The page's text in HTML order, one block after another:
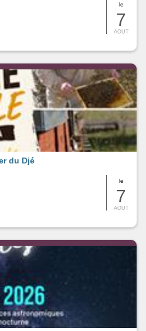
le
7
AOUT
le
7
AOUT
du Djé